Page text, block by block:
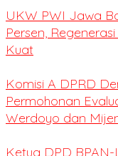
UKW PWI Jawa
Persen,
Kuat
Komisi A DPRD
Permohonan
Werdoyo dan
Ketua DPD